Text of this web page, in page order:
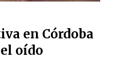
en Córdoba
oído